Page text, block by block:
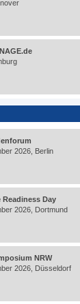
2026, Berlin
Readiness Day
2026, Dortmund
NRW
2026, Düsseldorf